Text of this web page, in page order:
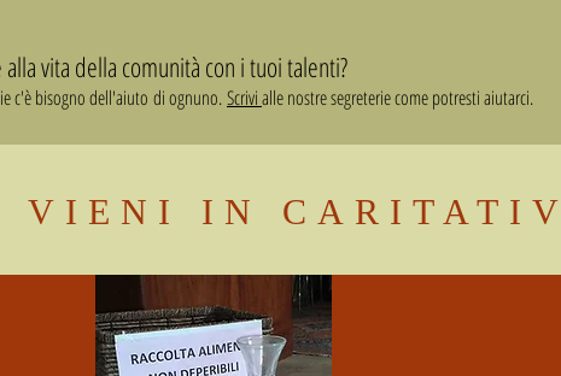
vita della comunità con i tuoi talenti?
c'è bisogno dell'aiuto di ognuno.Scrivialle nostre segreterie come potresti aiutarci.
VIENI IN